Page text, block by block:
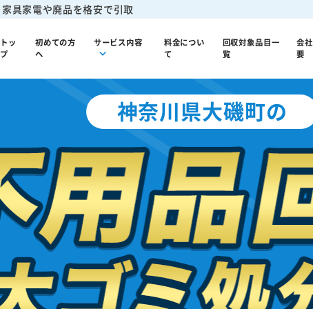
家具家電や廃品を格安で引取
トッ
プ
初めての方
へ
サービス内容
料金につい
て
回収対象品目一
覧
会
要
神奈川県大磯町の